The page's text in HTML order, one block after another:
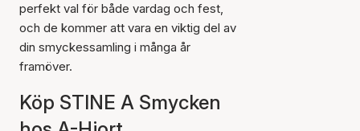
perfekt val för både vardag och fest,
och de kommer att vara en viktig del av
din smyckessamling i många år
framöver.
Köp STINE A Smycken